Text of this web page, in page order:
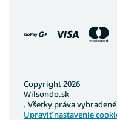
Vysoké
Vysoké
Vysoké
Copyright 2026
Wilsondo.sk
. Všetky práva
Upraviť nastavenie